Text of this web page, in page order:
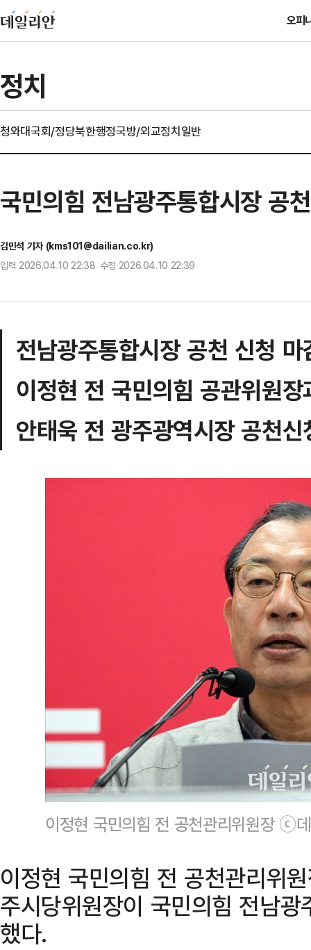
오피
정치
청와대국회/정당북한행정국방/외교정치일반
국민의힘 전남광주통합시장 공
김민석 기자 (kms101@dailian.co.kr)
입력 2026.04.10 22:38 수정 2026.04.10 22:39
전남광주통합시장 공천 신청 마
이정현 전 국민의힘 공관위원장
안태욱 전 광주광역시장 공천신
이정현 국민의힘 전 공천관리위원장 ⓒ
이정현 국민의힘 전 공천관리위
주시당위원장이 국민의힘 전남
했다.